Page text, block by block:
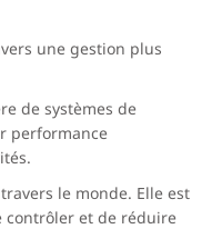
une gestion plus
de systèmes de
performance
le monde. Elle est
contrôler et de réduire